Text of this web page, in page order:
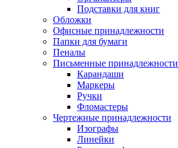
Подставки для книг
Обложки
Офисные принадлежности
Папки для бумаги
Пеналы
Письменные принадлежности
Карандаши
Маркеры
Ручки
Фломастеры
Чертежные принадлежности
Изографы
Линейки